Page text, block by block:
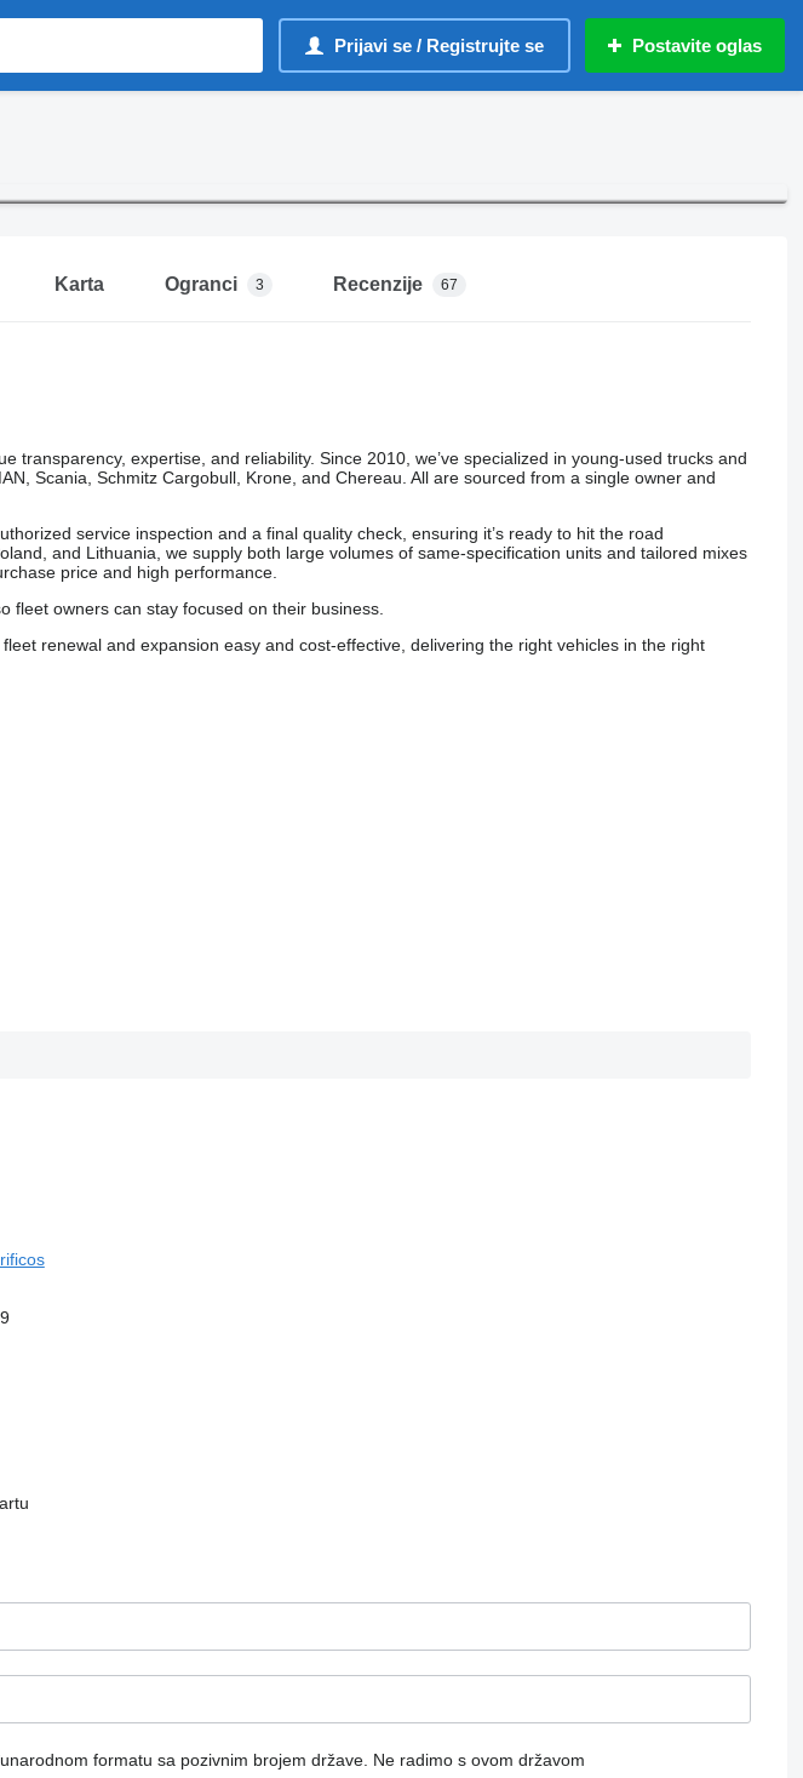
Prijavi se / Registrujte se Postavite oglas
Karta Ogranci 3 Recenzije 67
transparency, expertise, and reliability. Since 2010, we’ve specialized in young-used trucks and
Scania, Schmitz Cargobull, Krone, and Chereau. All are sourced from a single owner and
service inspection and a final quality check, ensuring it’s ready to hit the road
and Lithuania, we supply both large volumes of same-specification units and tailored mixes
price and high performance.
fleet owners can stay focused on their business.
renewal and expansion easy and cost-effective, delivering the right vehicles in the right
formatu sa pozivnim brojem države. Ne radimo s ovom državom